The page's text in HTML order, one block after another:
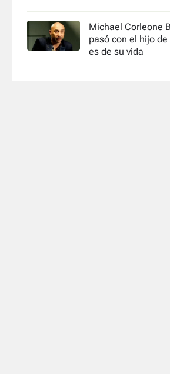
Michael Corleone
pasó con el hijo de
es de su vida